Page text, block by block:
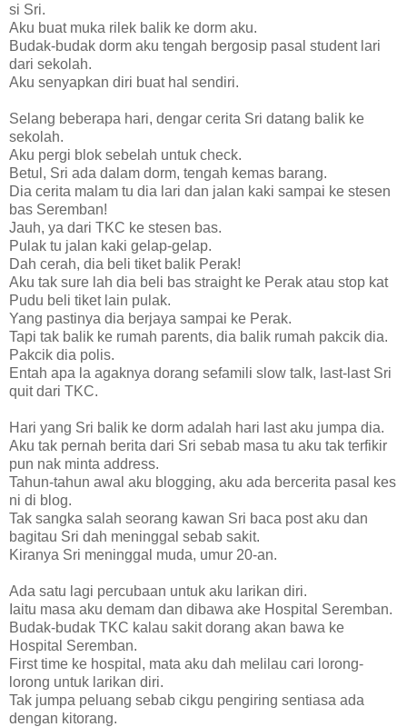
si Sri.
Aku buat muka rilek balik ke dorm aku.
Budak-budak dorm aku tengah bergosip pasal student lari
dari sekolah.
Aku senyapkan diri buat hal sendiri.
Selang beberapa hari, dengar cerita Sri datang balik ke
sekolah.
Aku pergi blok sebelah untuk check.
Betul, Sri ada dalam dorm, tengah kemas barang.
Dia cerita malam tu dia lari dan jalan kaki sampai ke stesen
bas Seremban!
Jauh, ya dari TKC ke stesen bas.
Pulak tu jalan kaki gelap-gelap.
Dah cerah, dia beli tiket balik Perak!
Aku tak sure lah dia beli bas straight ke Perak atau stop kat
Pudu beli tiket lain pulak.
Yang pastinya dia berjaya sampai ke Perak.
Tapi tak balik ke rumah parents, dia balik rumah pakcik dia.
Pakcik dia polis.
Entah apa la agaknya dorang sefamili slow talk, last-last Sri
quit dari TKC.
Hari yang Sri balik ke dorm adalah hari last aku jumpa dia.
Aku tak pernah berita dari Sri sebab masa tu aku tak terfikir
pun nak minta address.
Tahun-tahun awal aku blogging, aku ada bercerita pasal kes
ni di blog.
Tak sangka salah seorang kawan Sri baca post aku dan
bagitau Sri dah meninggal sebab sakit.
Kiranya Sri meninggal muda, umur 20-an.
Ada satu lagi percubaan untuk aku larikan diri.
Iaitu masa aku demam dan dibawa ake Hospital Seremban.
Budak-budak TKC kalau sakit dorang akan bawa ke
Hospital Seremban.
First time ke hospital, mata aku dah melilau cari lorong-
lorong untuk larikan diri.
Tak jumpa peluang sebab cikgu pengiring sentiasa ada
dengan kitorang.